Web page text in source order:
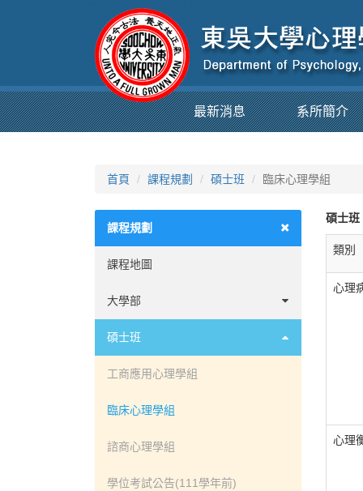
最新消息 系所簡介
首頁 課程規劃 碩士班 臨床心理學組
課程規劃
課程地圖
大學部
選課須知
必修科目
選修科目
選課規劃手冊
碩士班
工商應用心理學組
臨床心理學組
諮商心理學組
學位考試公告(111學年前)
碩士班
類別
心理
心理